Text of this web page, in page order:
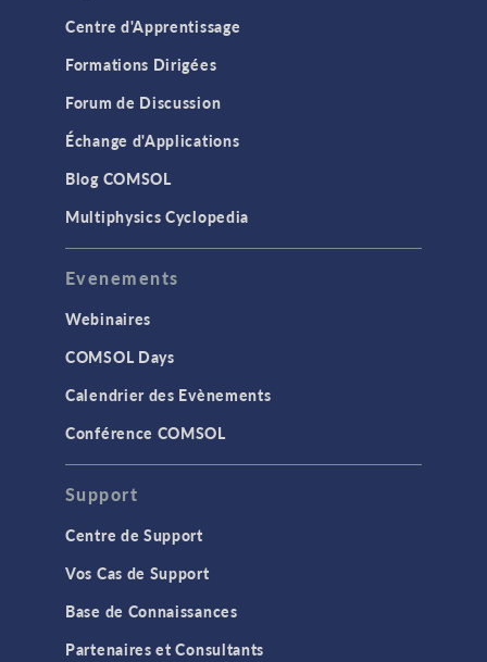
Centre d'Apprentissage
Formations Dirigées
Forum de Discussion
Échange d'Applications
Blog COMSOL
Multiphysics Cyclopedia
Evenements
Webinaires
COMSOL Days
Calendrier des Evènements
Conférence COMSOL
Support
Centre de Support
Vos Cas de Support
Base de Connaissances
Partenaires et Consultants